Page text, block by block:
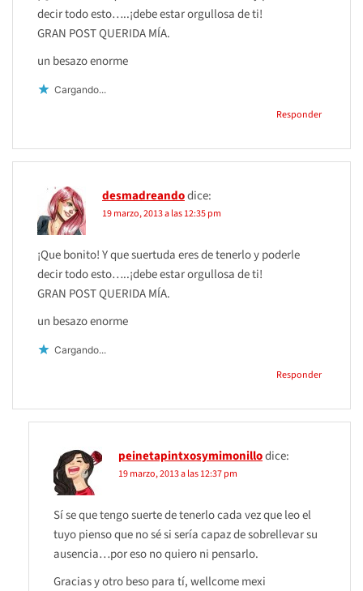
decir todo esto…..¡debe estar orgullosa de ti!
GRAN POST QUERIDA MÍA.
un besazo enorme
Cargando...
Responder
desmadreandodice:
19 marzo, 2013 a las 12:35 pm
¡Que bonito! Y que suertuda eres de tenerlo y poderle
decir todo esto…..¡debe estar orgullosa de ti!
GRAN POST QUERIDA MÍA.
un besazo enorme
Cargando...
Responder
peinetapintxosymimonillodice:
19 marzo, 2013 a las 12:37 pm
Sí se que tengo suerte de tenerlo cada vez que leo el
tuyo pienso que no sé si sería capaz de sobrellevar su
ausencia…por eso no quiero ni pensarlo.
Gracias y otro beso para tí, wellcome mexi